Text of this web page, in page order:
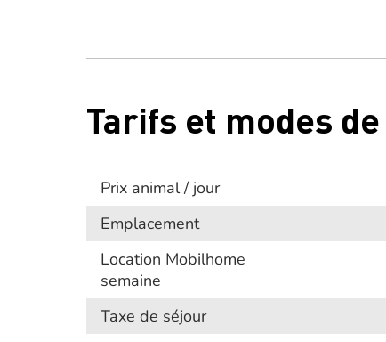
Tarifs et modes
Prix animal / jour
Emplacement
Location Mobilhome
semaine
Taxe de séjour